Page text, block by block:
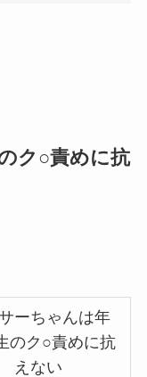
ク○責めに抗
ーちゃんは年
のク○責めに抗
えない